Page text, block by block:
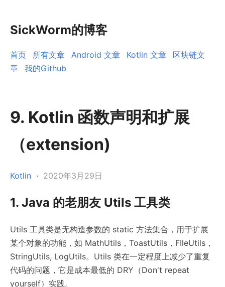
SickWorm的博客
首页 所有文章 Android 文章 Kotlin 文章
区块链文
章
我的Github
9. Kotlin 函数声明和扩展
（extension)
Kotlin · 2020年3月29日
1. Java 的老朋友 Utils 工具类
Utils 工具类是无构造参数的 static 方法集合，用于扩展
某个对象的功能，如 MathUtils，ToastUtils，FIleUtils，
StringUtils, LogUtils。Utils 类在一定程度上减少了重复
代码的问题，它是成本最低的 DRY（Don't repeat
yourself）实践。